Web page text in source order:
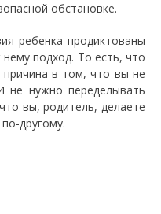
обстановке.
ребенка продиктованы
подход. То есть, что
в том, что вы не
не нужно переделывать
вы, родитель, делаете
другому.